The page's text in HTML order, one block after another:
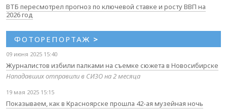
ВТБ пересмотрел прогноз по ключевой ставке и росту ВВП на
2026 год
ФОТОРЕПОРТАЖ >
09 июня 2025 15:40
Журналистов избили палками на съемке сюжета в Новосибирске
Нападавших отправили в СИЗО на 2 месяца
19 мая 2025 15:15
Показываем, как в Красноярске прошла 42-ая музейная ночь